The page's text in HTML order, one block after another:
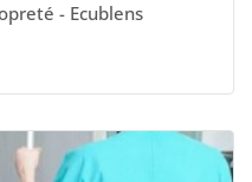
- Ecublens